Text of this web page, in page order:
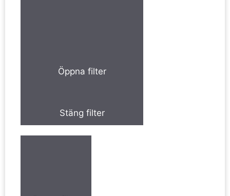
Öppna filter
Stäng filter